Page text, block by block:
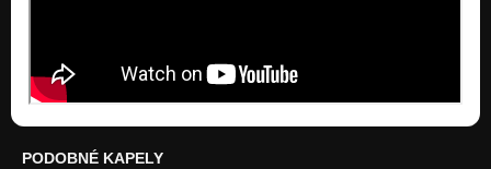
PODOBNÉ KAPELY